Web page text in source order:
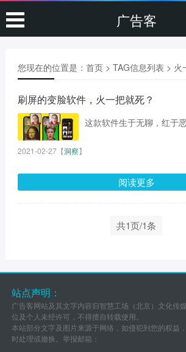
广告客
您现在的位置是： 首页> TAG信息列表 > 火
刷屏的变脸软件，火一把就死？
这款软件生于无聊，红于
2021-02-27【洞察】
阅读更多
共1页/1条
站点声明：
广告客网站及其文字内容归智慧工场（北京）文化传
位及个人未经许可，不得擅自转载使用。
本站部分文字及图片来源于网络，如侵犯到您的权益
时处理或撤换。举报邮箱：